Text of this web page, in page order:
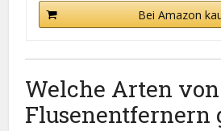
Bei Amazon
Welche Arten von
Flusenentfernern